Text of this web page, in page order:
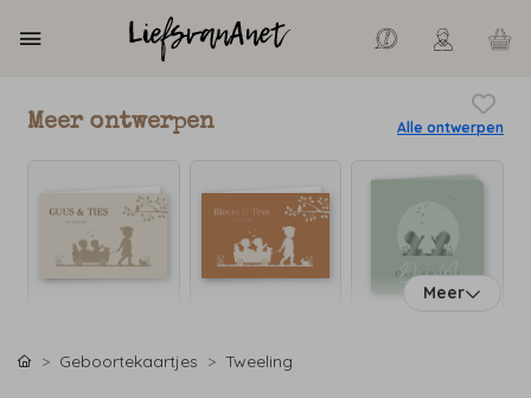
Meer ontwerpen Alle ontwerpen
Meer
Geboortekaartjes Tweeling